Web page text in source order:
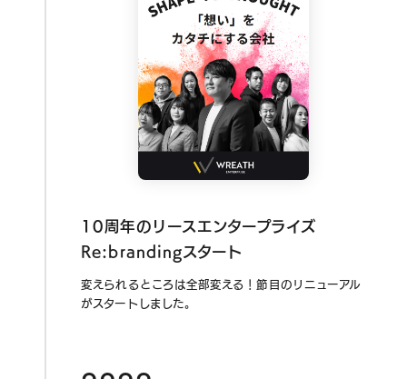
10周年のリースエンタープライズ
Re:brandingスタート
変えられるところは全部変える！節目のリニューアル
がスタートしました。